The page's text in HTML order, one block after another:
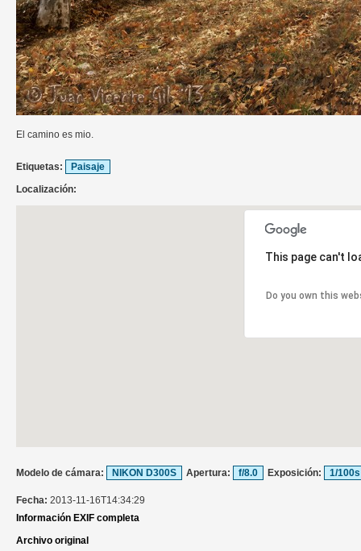
El camino es mio.
Etiquetas:
Paisaje
Localización:
This page can't
Do you own this
Modelo de cámara: NIKON D300S Apertura: f/8.0 Exposición: 1/100s
Fecha: 2013-11-16T14:34:29
Información EXIF completa
Archivo original